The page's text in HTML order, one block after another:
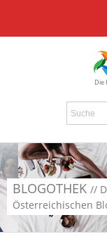
Die
BLOGOTHEK //
Österreichischen